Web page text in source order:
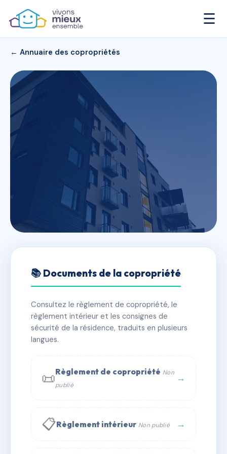
☰
← Annuaire des copropriétés
RONSARD
✓ Immatriculée 🏠 24 lots 🏗 2 bâtiment(s)
📞 Contacter Syndic Digital
📚 Documents de la copropriété
Consultez le règlement de copropriété, le
règlement intérieur et les consignes de
sécurité de la résidence, traduits en plusieurs
langues.
📜Règlement de copropriété Non
publié
→
📋Règlement intérieur Non publié →